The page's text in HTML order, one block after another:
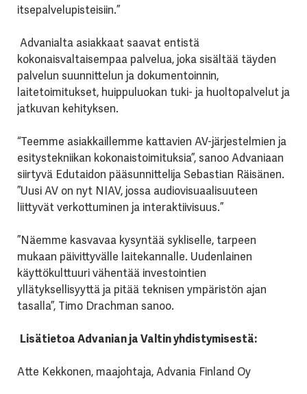
itsepalvelupisteisiin.”
Advanialta asiakkaat saavat entistä
kokonaisvaltaisempaa palvelua, joka sisältää täyden
palvelun suunnittelun ja dokumentoinnin,
laitetoimitukset, huippuluokan tuki- ja huoltopalvelut ja
jatkuvan kehityksen.
“Teemme asiakkaillemme kattavien AV-järjestelmien ja
esitystekniikan kokonaistoimituksia”, sanoo Advaniaan
siirtyvä Edutaidon pääsunnittelija Sebastian Räisänen.
”Uusi AV on nyt NIAV, jossa audiovisuaalisuuteen
liittyvät verkottuminen ja interaktiivisuus.”
”Näemme kasvavaa kysyntää sykliselle, tarpeen
mukaan päivittyvälle laitekannalle. Uudenlainen
käyttökulttuuri vähentää investointien
yllätyksellisyyttä ja pitää teknisen ympäristön ajan
tasalla”, Timo Drachman sanoo.
Lisätietoa Advanian ja Valtin yhdistymisestä:
Atte Kekkonen, maajohtaja, Advania Finland Oy